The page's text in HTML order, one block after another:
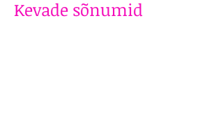
Kevade sõnumid